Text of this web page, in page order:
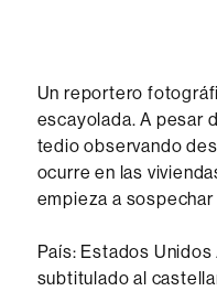
Un reportero
escayolada. A pesar
tedio observando
ocurre en las
empieza a
País: Estados
subtitulado al